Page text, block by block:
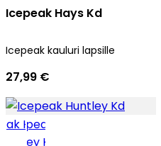
Icepeak Hays Kd
Icepeak kauluri lapsille
27,99 €